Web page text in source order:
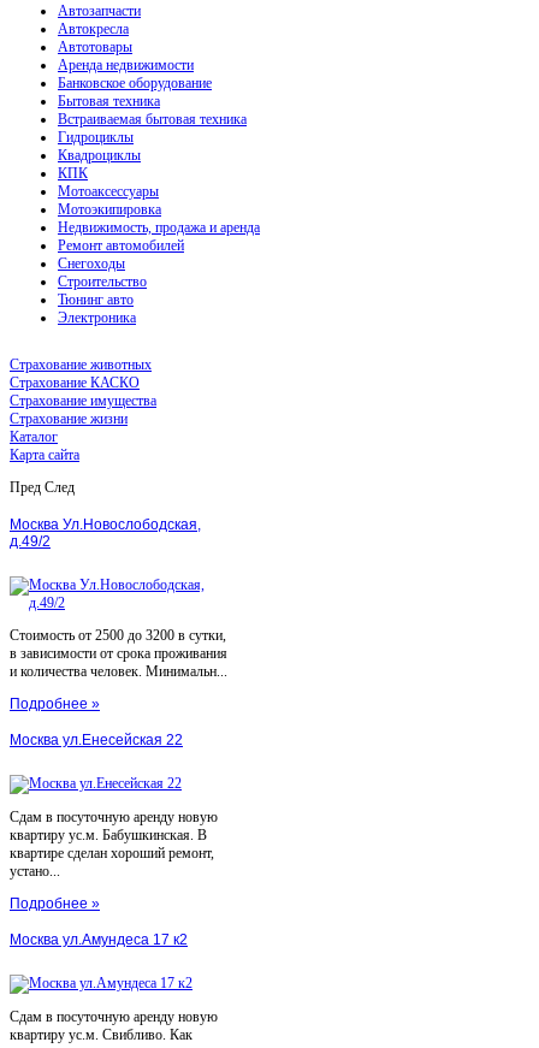
Автозапчасти
Автокресла
Автотовары
Аренда недвижимости
Банковское оборудование
Бытовая техника
Встраиваемая бытовая техника
Гидроциклы
Квадроциклы
КПК
Мотоаксессуары
Мотоэкипировка
Недвижимость, продажа и аренда
Ремонт автомобилей
Снегоходы
Строительство
Тюнинг авто
Электроника
Страхование животных
Страхование КАСКО
Страхование имущества
Страхование жизни
Каталог
Карта сайта
Пред След
Москва Ул.Новослободская,
д.49/2
Стоимость от 2500 до 3200 в сутки,
в зависимости от срока проживания
и количества человек. Минимальн...
Подробнее »
Москва ул.Енесейская 22
Сдам в посуточную аренду новую
квартиру ус.м. Бабушкинская. В
квартире сделан хороший ремонт,
устано...
Подробнее »
Москва ул.Амундеса 17 к2
Сдам в посуточную аренду новую
квартиру ус.м. Свибливо. Как